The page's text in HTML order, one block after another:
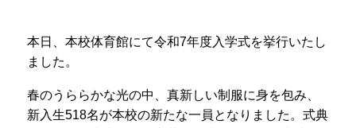
本日、本校体育館にて令和7年度入学式を挙行いたし
ました。
春のうららかな光の中、真新しい制服に身を包み、
新入生518名が本校の新たな一員となりました。式典
お問い合わせ
各種様式ダウンロード